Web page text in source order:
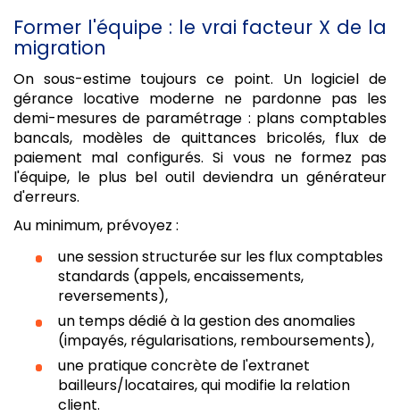
Former l'équipe : le vrai facteur X de la
migration
On sous-estime toujours ce point. Un logiciel de
gérance locative moderne ne pardonne pas les
demi-mesures de paramétrage : plans comptables
bancals, modèles de quittances bricolés, flux de
paiement mal configurés. Si vous ne formez pas
l'équipe, le plus bel outil deviendra un générateur
d'erreurs.
Au minimum, prévoyez :
une session structurée sur les flux comptables
standards (appels, encaissements,
reversements),
un temps dédié à la gestion des anomalies
(impayés, régularisations, remboursements),
une pratique concrète de l'extranet
bailleurs/locataires, qui modifie la relation
client.